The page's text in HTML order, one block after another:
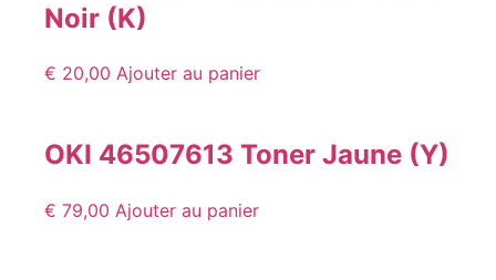
Noir (K)
€ 20,00 Ajouter au panier
OKI 46507613 Toner Jaune (Y)
€ 79,00 Ajouter au panier